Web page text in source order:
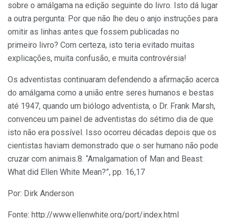
sobre o amálgama na edição seguinte do livro. Isto dá lugar
a outra pergunta: Por que não lhe deu o anjo instruções para
omitir as linhas antes que fossem publicadas no
primeiro livro? Com certeza, isto teria evitado muitas
explicações, muita confusão, e muita controvérsia!
Os adventistas continuaram defendendo a afirmação acerca
do amálgama como a união entre seres humanos e bestas
até 1947, quando um biólogo adventista, o Dr. Frank Marsh,
convenceu um painel de adventistas do sétimo dia de que
isto não era possível. Isso ocorreu décadas depois que os
cientistas haviam demonstrado que o ser humano não pode
cruzar com animais.8. “Amalgamation of Man and Beast:
What did Ellen White Mean?”, pp. 16,17
Por: Dirk Anderson
Fonte: http://www.ellenwhite.org/port/index.html